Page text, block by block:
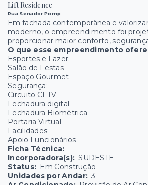
Lift Residence
Rua Senador Pomp
Em fachada contemporânea e
moderno, o empreendimento foi
proporcionar maior conforto,
O que esse empreendimento
Esportes e Lazer:
Salão de Festas
Espaço Gourmet
Segurança:
Circuito CFTV
Fechadura digital
Fechadura Biométrica
Portaria Virtual
Facilidades:
Apoio Funcionários
Ficha Técnica:
Incorporadora(s): SUDESTE
Status: Em Construção
Unidades por Andar: 3